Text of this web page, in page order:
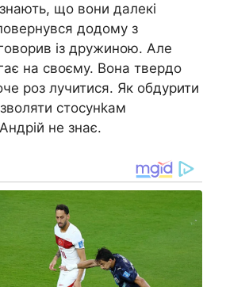
що вони далекі
додому з
із дружиною. Але
на своєму. Вона твердо
роз лучитися. Як обдурити
стосунkам
не знає.